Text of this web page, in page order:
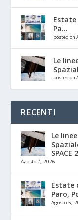
Estate
Pa...
posted on
Le
posted on
RECENTI
Le
SPACE
Agosto 7, 2026
Estate
Paro,
Agosto 5,